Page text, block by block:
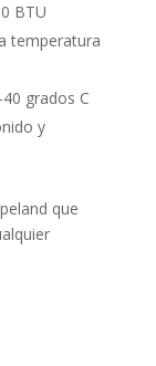
BTU
temperatura
grados C
y
que